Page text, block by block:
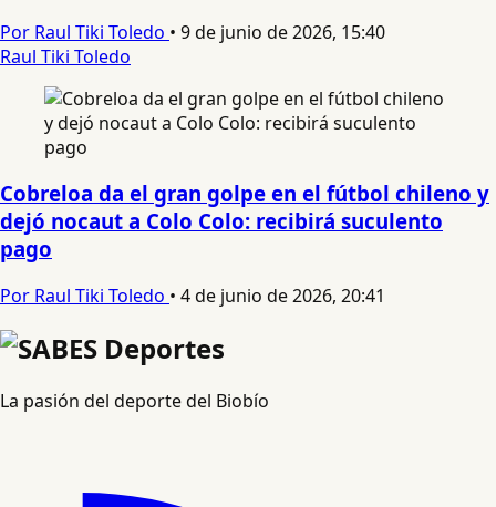
Por Raul Tiki Toledo • 9 de junio de 2026, 15:40
Raul Tiki Toledo
Cobreloa da el gran golpe en el fútbol chileno y
dejó nocaut a Colo Colo: recibirá suculento
pago
Por Raul Tiki Toledo • 4 de junio de 2026, 20:41
La pasión del deporte del Biobío